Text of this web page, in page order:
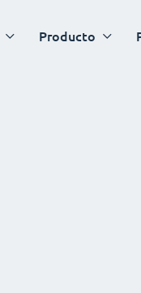
Producto